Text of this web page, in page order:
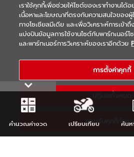
WARRANTY | Terms
COPYRIGHT 2021 THAI YAMAHA
RESERVED
คำนวณค่างวด เปรียบเทียบ ค้นห
เราใช้คุกกี้เพื่อช่วยให้ไซต์ของเราทำงานไ
เนื้อหาและโฆษณาที่ตรงกับความสนใจของ
ทางโซเชียลมีเดีย และเพื่อวิเคราะห์การเข้า
แบ่งปันข้อมูลการใช้งานไซต์กับพาร์ทเนอร์
และพาร์ทเนอร์การวิเคราะห์ของเราอีกด้วย
การตั้งค่าคุกกี้
ยอมรับคุกกี้ทั้งห